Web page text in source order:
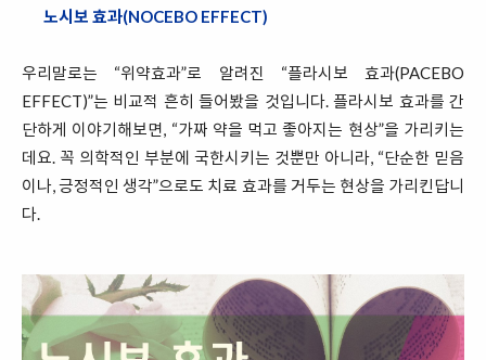
노시보 효과(NOCEBO EFFECT)
우리말로는 “위약효과”로 알려진 “플라시보 효과(PACEBO
EFFECT)”는 비교적 흔히 들어봤을 것입니다. 플라시보 효과를 간
단하게 이야기해보면, “가짜 약을 먹고 좋아지는 현상”을 가리키는
데요. 꼭 의학적인 부분에 국한시키는 것뿐만 아니라, “단순한 믿음
이나, 긍정적인 생각”으로도 치료 효과를 거두는 현상을 가리킨답니
다.